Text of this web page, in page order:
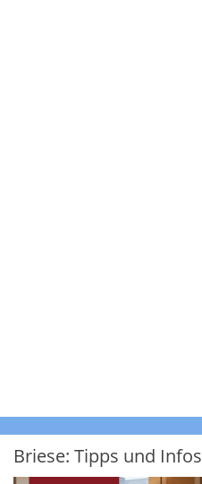
Briese: Tipps und Infos